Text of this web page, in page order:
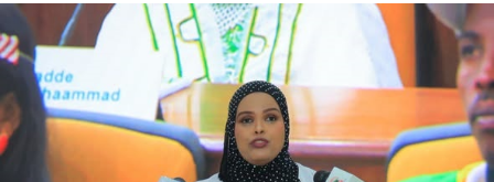
sada.jpg